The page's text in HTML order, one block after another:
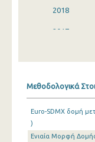
2018
2017
2013
2012
Μεθοδολογικά
Euro-SDMX δομή
)
Ενιαία Μορφή